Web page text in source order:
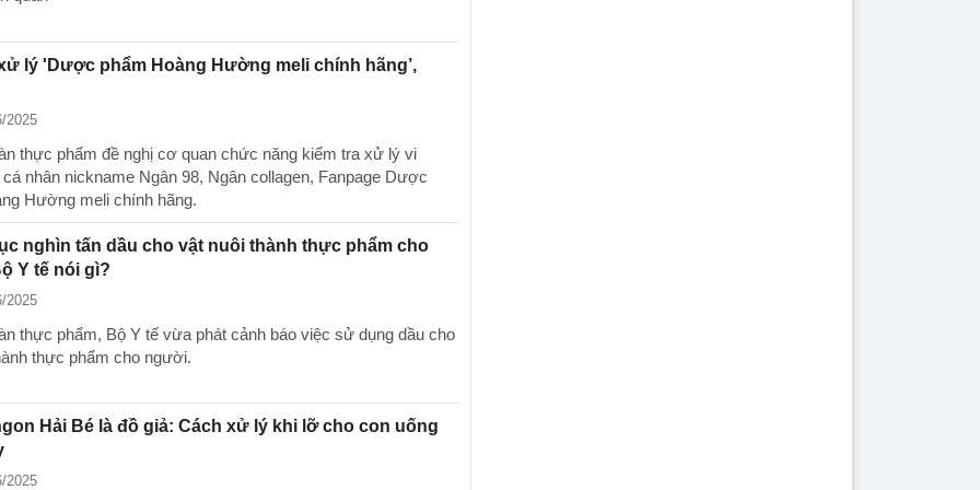
lý 'Dược phẩm Hoàng Hường meli chính hãng’,
2025
thực phẩm đề nghị cơ quan chức năng kiểm tra xử lý vi
nhân nickname Ngân 98, Ngân collagen, Fanpage Dược
Hường meli chính hãng.
nghìn tấn dầu cho vật nuôi thành thực phẩm cho
Y tế nói gì?
2025
thực phẩm, Bộ Y tế vừa phát cảnh báo việc sử dụng dầu cho
thực phẩm cho người.
Hải Bé là đồ giả: Cách xử lý khi lỡ cho con uống
2025